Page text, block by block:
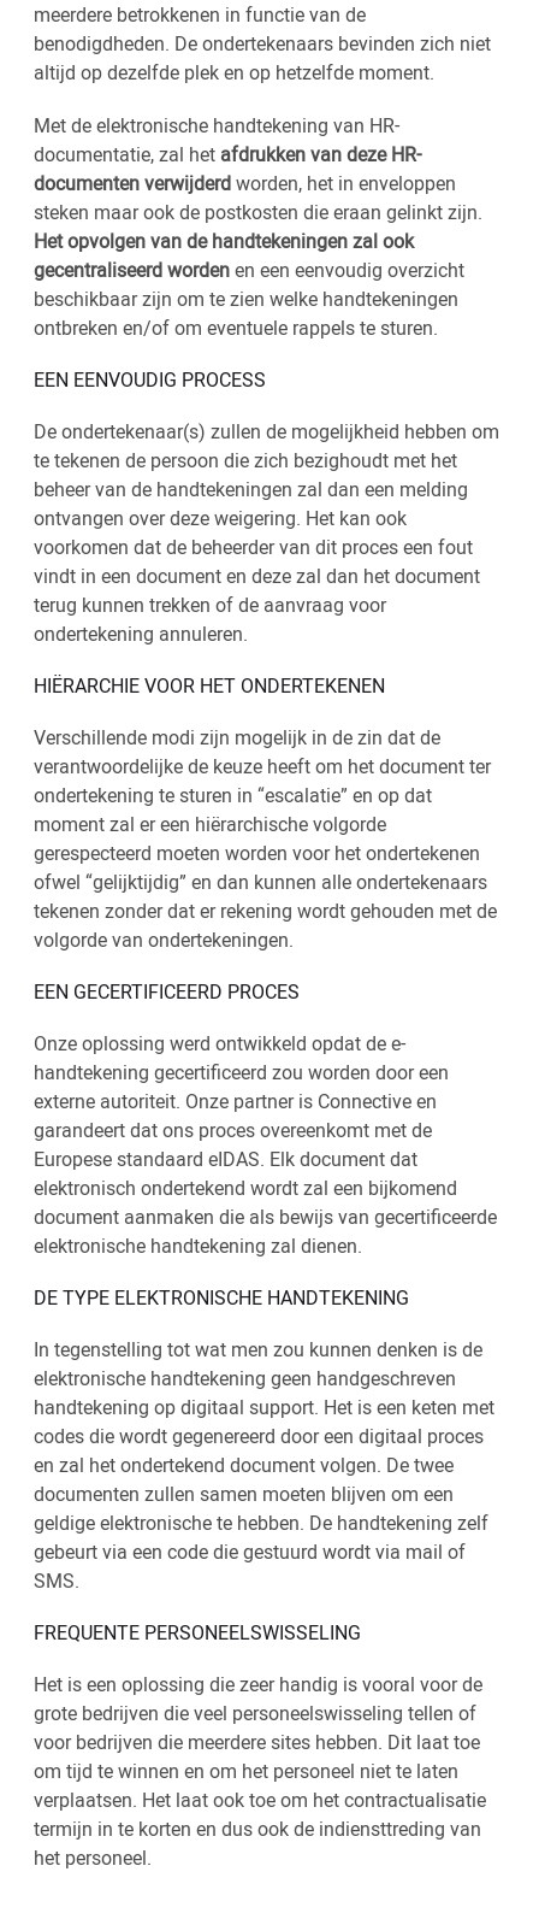
meerdere betrokkenen in functie van de
benodigdheden. De ondertekenaars bevinden zich niet
altijd op dezelfde plek en op hetzelfde moment.
Met de elektronische handtekening van HR-
documentatie, zal het afdrukken van deze HR-
documenten verwijderdworden, het in enveloppen
steken maar ook de postkosten die eraan gelinkt zijn.
Het opvolgen van de handtekeningen zal ook
gecentraliseerd wordenen een eenvoudig overzicht
beschikbaar zijn om te zien welke handtekeningen
ontbreken en/of om eventuele rappels te sturen.
EEN EENVOUDIG PROCESS
De ondertekenaar(s) zullen de mogelijkheid hebben om
te tekenen de persoon die zich bezighoudt met het
beheer van de handtekeningen zal dan een melding
ontvangen over deze weigering. Het kan ook
voorkomen dat de beheerder van dit proces een fout
vindt in een document en deze zal dan het document
terug kunnen trekken of de aanvraag voor
ondertekening annuleren.
HIËRARCHIE VOOR HET ONDERTEKENEN
Verschillende modi zijn mogelijk in de zin dat de
verantwoordelijke de keuze heeft om het document ter
ondertekening te sturen in “escalatie” en op dat
moment zal er een hiërarchische volgorde
gerespecteerd moeten worden voor het ondertekenen
ofwel “gelijktijdig” en dan kunnen alle ondertekenaars
tekenen zonder dat er rekening wordt gehouden met de
volgorde van ondertekeningen.
EEN GECERTIFICEERD PROCES
Onze oplossing werd ontwikkeld opdat de e-
handtekening gecertificeerd zou worden door een
externe autoriteit. Onze partner is Connective en
garandeert dat ons proces overeenkomt met de
Europese standaard eIDAS. Elk document dat
elektronisch ondertekend wordt zal een bijkomend
document aanmaken die als bewijs van gecertificeerde
elektronische handtekening zal dienen.
DE TYPE ELEKTRONISCHE HANDTEKENING
In tegenstelling tot wat men zou kunnen denken is de
elektronische handtekening geen handgeschreven
handtekening op digitaal support. Het is een keten met
codes die wordt gegenereerd door een digitaal proces
en zal het ondertekend document volgen. De twee
documenten zullen samen moeten blijven om een
geldige elektronische te hebben. De handtekening zelf
gebeurt via een code die gestuurd wordt via mail of
SMS.
FREQUENTE PERSONEELSWISSELING
Het is een oplossing die zeer handig is vooral voor de
grote bedrijven die veel personeelswisseling tellen of
voor bedrijven die meerdere sites hebben. Dit laat toe
om tijd te winnen en om het personeel niet te laten
verplaatsen. Het laat ook toe om het contractualisatie
termijn in te korten en dus ook de indiensttreding van
het personeel.